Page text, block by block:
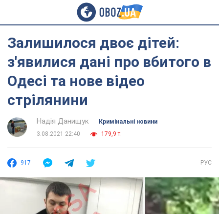
Залишилося двоє дітей:
з'явилися дані про вбитого в
Одесі та нове відео
стрілянини
Надія Данищук
Кримінальні новини
3.08.2021 22:40
179,9 т.
917 РУС